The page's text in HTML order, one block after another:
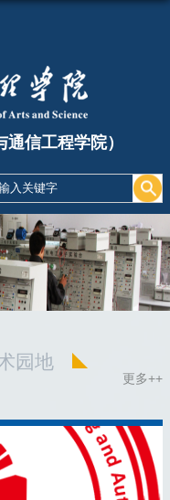
信工程学院）
园地
更多++